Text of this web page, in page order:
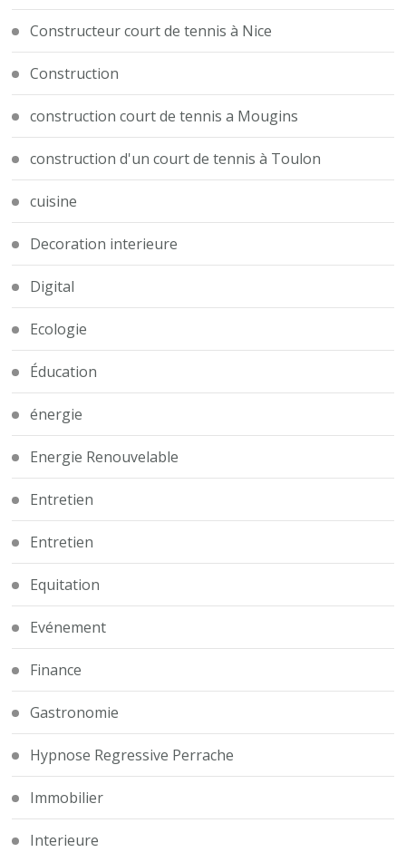
Constructeur court de tennis à Nice
Construction
construction court de tennis a Mougins
construction d'un court de tennis à Toulon
cuisine
Decoration interieure
Digital
Ecologie
Éducation
énergie
Energie Renouvelable
Entretien
Entretien
Equitation
Evénement
Finance
Gastronomie
Hypnose Regressive Perrache
Immobilier
Interieure